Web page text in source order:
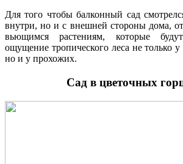
Для того чтобы балконный сад
внутри, но и с внешней стороны дома,
вьющимся растениям, которые
ощущение тропического леса не только у
но и у прохожих.
Сад в цветочных